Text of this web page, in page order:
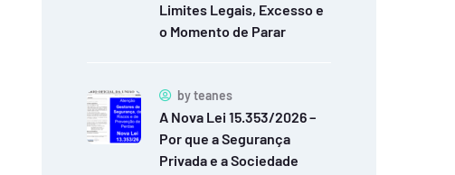
Limites Legais, Excesso e
o Momento de Parar
byteanes
A Nova Lei 15.353/2026 –
Por que a Segurança
Privada e a Sociedade